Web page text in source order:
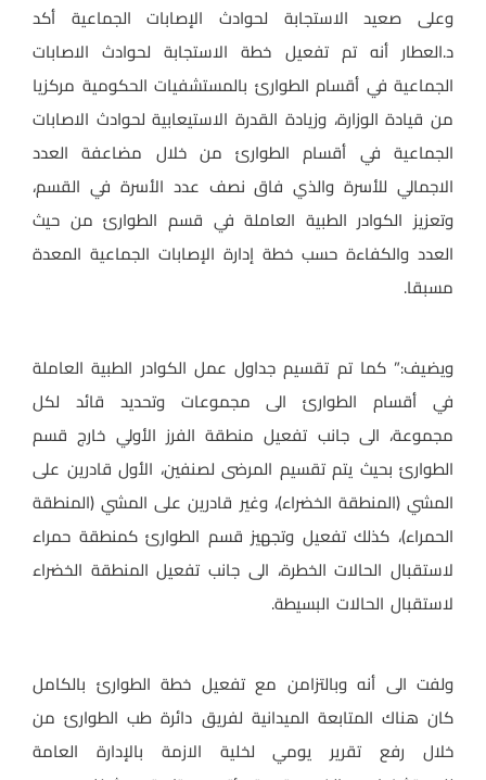
وعلى صعيد الاستجابة لحوادث الإصابات الجماعية أكد
د.العطار أنه تم تفعيل خطة الاستجابة لحوادث الاصابات
الجماعية في أقسام الطوارئ بالمستشفيات الحكومية مركزيا
من قيادة الوزارة، وزيادة القدرة الاستيعابية لحوادث الاصابات
الجماعية في أقسام الطوارئ من خلال مضاعفة العدد
الاجمالي للأسرة والذي فاق نصف عدد الأسرة في القسم،
وتعزيز الكوادر الطبية العاملة في قسم الطوارئ من حيث
العدد والكفاءة حسب خطة إدارة الإصابات الجماعية المعدة
مسبقا.
ويضيف:” كما تم تقسيم جداول عمل الكوادر الطبية العاملة
في أقسام الطوارئ الى مجموعات وتحديد قائد لكل
مجموعة، الى جانب تفعيل منطقة الفرز الأولي خارج قسم
الطوارئ بحيث يتم تقسيم المرضى لصنفين، الأول قادرين على
المشي (المنطقة الخضراء)، وغير قادرين على المشي (المنطقة
الحمراء)، كذلك تفعيل وتجهيز قسم الطوارئ كمنطقة حمراء
لاستقبال الحالات الخطرة، الى جانب تفعيل المنطقة الخضراء
لاستقبال الحالات البسيطة.
ولفت الى أنه وبالتزامن مع تفعيل خطة الطوارئ بالكامل
كان هناك المتابعة الميدانية لفريق دائرة طب الطوارئ من
خلال رفع تقرير يومي لخلية الازمة بالإدارة العامة